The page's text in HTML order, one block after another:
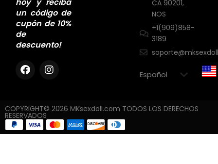
hoy y reciba
un código de
cupón de 10%
de
descuento!
CA 90201,
NOS
+1(909)858-
3189
COPYRIGHT© 2026 MKsexdoll.com TODOS LOS DERECHOS
RESERVADOS